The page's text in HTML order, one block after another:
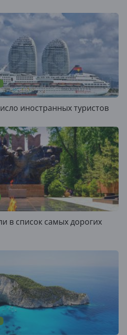
иностранных туристов
в список самых дорогих